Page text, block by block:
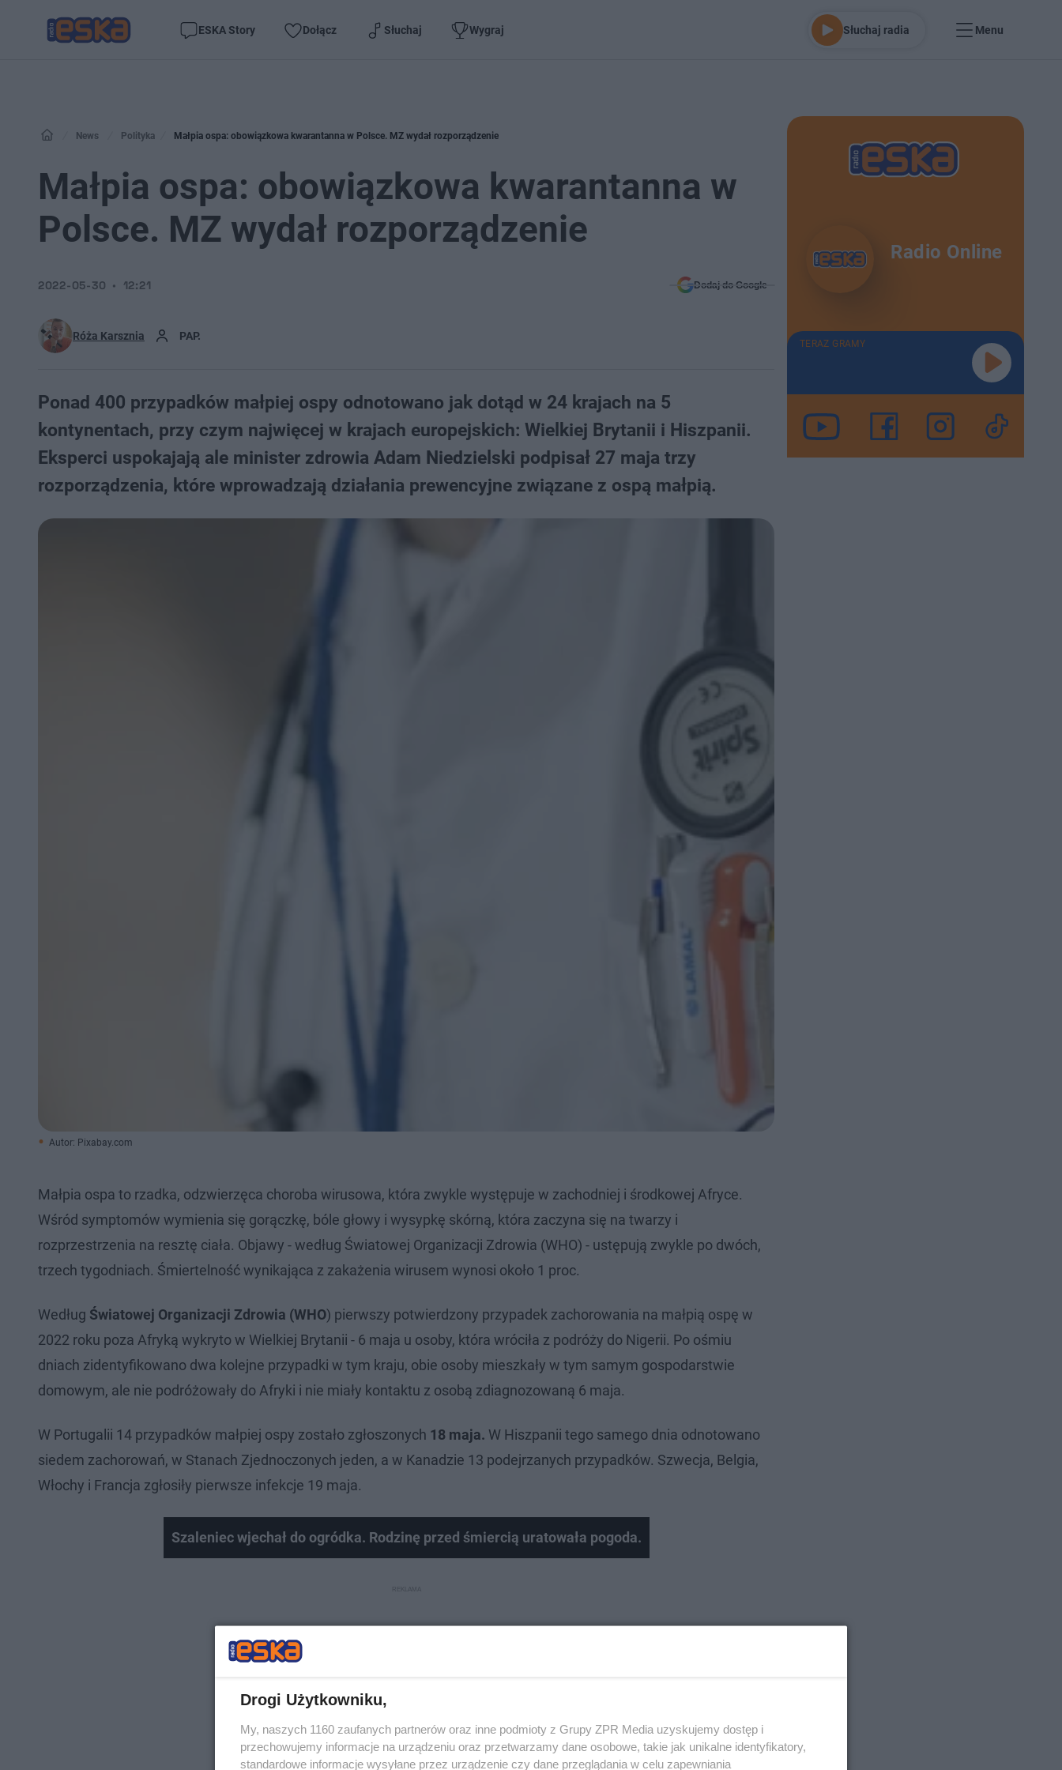
ESKA Story Dołącz Słuchaj Wygraj Słuchaj radia Menu
News Polityka Małpia ospa: obowiązkowa kwarantanna w Polsce. MZ wydał rozporządzenie
Małpia ospa: obowiązkowa kwarantanna w
Polsce. MZ wydał rozporządzenie
Róża Karsznia PAP.
2022-05-30 12:21 Dodaj do Google
Ponad 400 przypadków małpiej ospy odnotowano jak dotąd w 24 krajach na 5
kontynentach, przy czym najwięcej w krajach europejskich: Wielkiej Brytanii i Hiszpanii.
Eksperci uspokajają ale minister zdrowia Adam Niedzielski podpisał 27 maja trzy
rozporządzenia, które wprowadzają działania prewencyjne związane z ospą małpią.
Autor: Pixabay.com
Małpia ospa to rzadka, odzwierzęca choroba wirusowa, która zwykle występuje w zachodniej i środkowej Afryce.
Wśród symptomów wymienia się gorączkę, bóle głowy i wysypkę skórną, która zaczyna się na twarzy i
rozprzestrzenia na resztę ciała. Objawy - według Światowej Organizacji Zdrowia (WHO) - ustępują zwykle po dwóch,
trzech tygodniach. Śmiertelność wynikająca z zakażenia wirusem wynosi około 1 proc.
Według Światowej Organizacji Zdrowia (WHO) pierwszy potwierdzony przypadek zachorowania na małpią ospę w
2022 roku poza Afryką wykryto w Wielkiej Brytanii - 6 maja u osoby, która wróciła z podróży do Nigerii. Po ośmiu
dniach zidentyfikowano dwa kolejne przypadki w tym kraju, obie osoby mieszkały w tym samym gospodarstwie
domowym, ale nie podróżowały do Afryki i nie miały kontaktu z osobą zdiagnozowaną 6 maja.
W Portugalii 14 przypadków małpiej ospy zostało zgłoszonych 18 maja. W Hiszpanii tego samego dnia odnotowano
siedem zachorowań, w Stanach Zjednoczonych jeden, a w Kanadzie 13 podejrzanych przypadków. Szwecja, Belgia,
Włochy i Francja zgłosiły pierwsze infekcje 19 maja.
Szaleniec wjechał do ogródka. Rodzinę przed śmiercią uratowała pogoda.
Radio Online
TERAZ GRAMY
Drogi Użytkowniku,
My, naszych 1160 zaufanych partnerów oraz inne podmioty z Grupy ZPR Media uzyskujemy dostęp i
przechowujemy informacje na urządzeniu oraz przetwarzamy dane osobowe, takie jak unikalne identyfikatory,
standardowe informacje wysyłane przez urządzenie czy dane przeglądania w celu zapewniania